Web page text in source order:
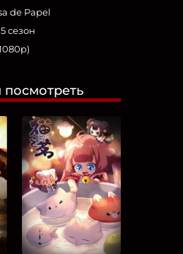
de Papel
сезон